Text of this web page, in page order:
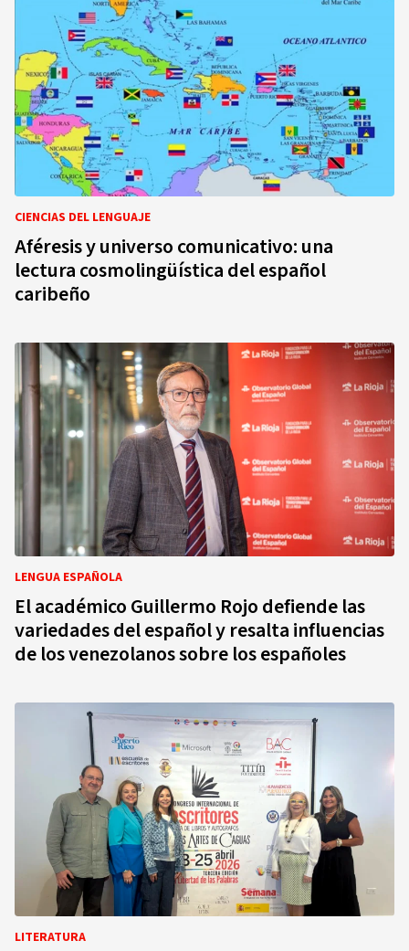
CIENCIAS DEL LENGUAJE
Aféresis y universo comunicativo: una
lectura cosmolingüística del español
caribeño
LENGUA ESPAÑOLA
El académico Guillermo Rojo defiende las
variedades del español y resalta influencias
de los venezolanos sobre los españoles
LITERATURA